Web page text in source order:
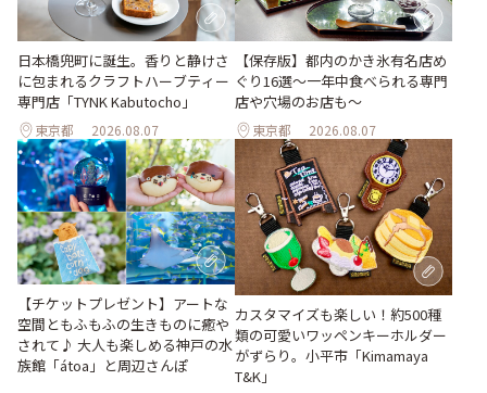
日本橋兜町に誕生。香りと静けさ
に包まれるクラフトハーブティー
専門店「TYNK Kabutocho」
東京都 2026.08.07
【保存版】都内のかき氷有名店め
ぐり16選～一年中食べられる専門
店や穴場のお店も～
東京都 2026.08.07
【チケットプレゼント】アートな
空間ともふもふの生きものに癒や
されて♪ 大人も楽しめる神戸の水
族館「átoa」と周辺さんぽ
カスタマイズも楽しい！約500種
類の可愛いワッペンキーホルダー
がずらり。小平市「Kimamaya
T&K」